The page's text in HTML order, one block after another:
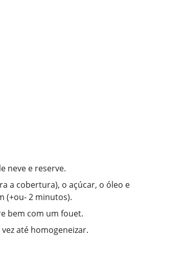
neve e reserve.
a cobertura), o açúcar, o óleo e
(+ou- 2 minutos).
bem com um fouet.
até homogeneizar.